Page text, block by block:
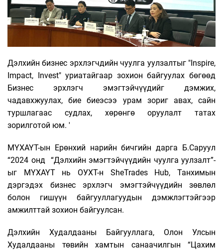
Дэлхийн бизнес эрхлэгчдийн чуулга уулзалтыг "Inspire,
Impact, Invest" уриатайгаар зохион байгуулах бөгөөд
Бизнес эрхлэгч эмэгтэйчүүдийг дэмжих,
чадавхжуулах, бие биеэсээ урам зориг авах, сайн
туршлагаас судлах, хөрөнгө оруулалт татах
зорилготой юм. '
МҮХАҮТ-ын Ерөнхий нарийн бичгийн дарга Б.Саруул
“2024 онд “Дэлхийн эмэгтэйчүүдийн чуулга уулзалт”-
ыг МҮХАҮТ нь ОУХТ-н SheTrades Hub, Танхимын
дэргэдэх бизнес эрхлэгч эмэгтэйчүүдийн зөвлөл
болон гишүүн байгууллагуудын дэмжлэгтэйгээр
амжилттай зохион байгуулсан.
Дэлхийн Худалдааны Байгууллага, Олон Улсын
Худалдааны төвийн хамтын санаачилгын “Цахим